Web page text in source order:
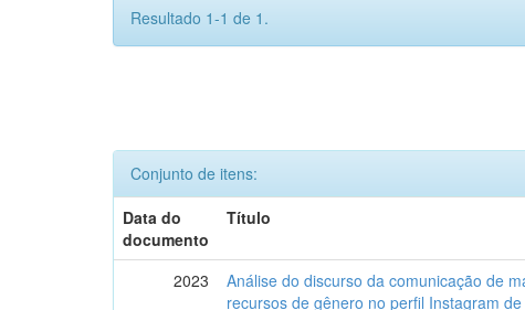
Resultado 1-1 de 1.
Conjunto de itens:
Data do
documento
Título
2023
Análise do discurso da comunicação de
recursos de gênero no perfil Instagram